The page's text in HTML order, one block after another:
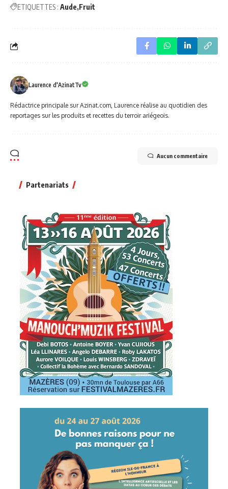
ETIQUETTES : Aude Fruit
Laurence d'AzinatTv
Rédactrice principale sur Azinat.com, Laurence réalise au quotidien des
reportages sur les produits et recettes du terroir ariégeois.
Aucun commentaire
Partenariats